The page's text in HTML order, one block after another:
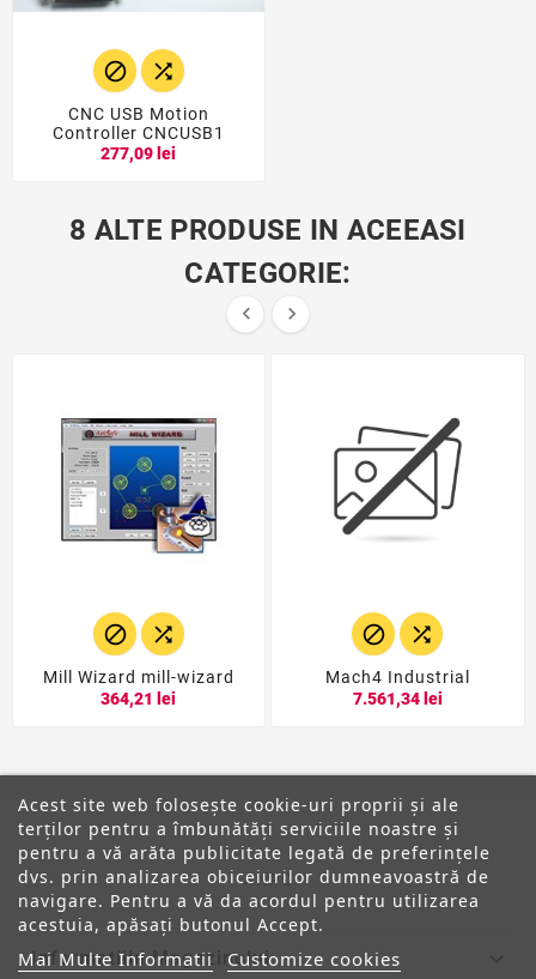
 
CNC USB Motion
Controller CNCUSB1
277,09 lei
8 ALTE PRODUSE IN ACEEASI
CATEGORIE:
 
 
Mill Wizard mill-wizard
364,21 lei
 
Mach4 Industrial
7.561,34 lei
ANPC
Informatiile Magazinului
Acest site web folosește cookie-uri proprii și ale
terților pentru a îmbunătăți serviciile noastre și
pentru a vă arăta publicitate legată de preferințele
dvs. prin analizarea obiceiurilor dumneavoastră de
navigare. Pentru a vă da acordul pentru utilizarea
acestuia, apăsați butonul Accept.
Mai Multe Informatii Customize cookies